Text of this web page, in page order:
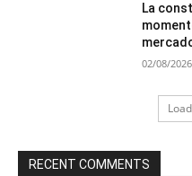
La
02/08/2026
RECENT COMMENTS